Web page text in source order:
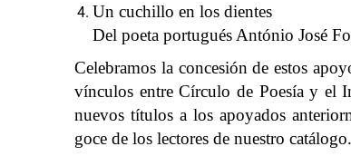
Un cuchillo en los dientes
Del poeta portugués António José
Celebramos la concesión de estos
vínculos entre Círculo de Poesía y el
nuevos títulos a los apoyados
goce de los lectores de nuestro catálogo.